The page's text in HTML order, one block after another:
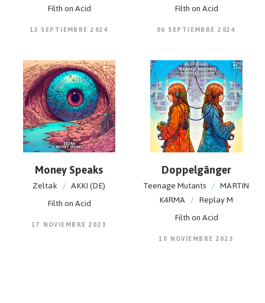
Filth on Acid
13 SEPTIEMBRE 2024
Filth on Acid
06 SEPTIEMBRE 2024
Money Speaks
Zeltak / AKKI (DE)
Filth on Acid
17 NOVIEMBRE 2023
Doppelgänger
Teenage Mutants / MARTIN
K4RMA / Replay M
Filth on Acid
10 NOVIEMBRE 2023